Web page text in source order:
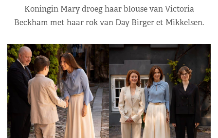
Koningin Mary droeg haar blouse van Victoria
Beckham met haar rok van Day Birger et Mikkelsen.